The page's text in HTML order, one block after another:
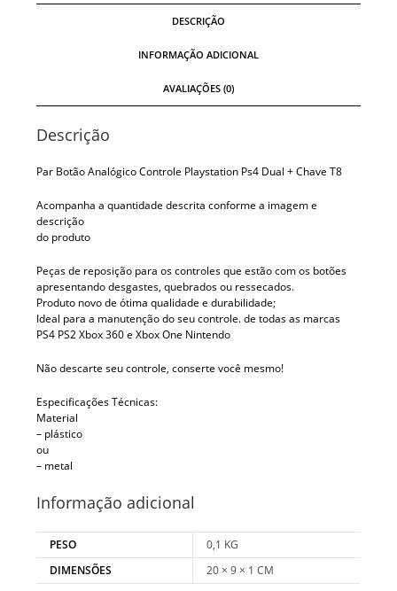
DESCRIÇÃO
INFORMAÇÃO ADICIONAL
AVALIAÇÕES (0)
Descrição
Par Botão Analógico Controle Playstation Ps4 Dual + Chave T8
Acompanha a quantidade descrita conforme a imagem e
descrição
do produto
Peças de reposição para os controles que estão com os botões
apresentando desgastes, quebrados ou ressecados.
Produto novo de ótima qualidade e durabilidade;
Ideal para a manutenção do seu controle. de todas as marcas
PS4 PS2 Xbox 360 e Xbox One Nintendo
Não descarte seu controle, conserte você mesmo!
Especificações Técnicas:
Material
– plástico
ou
– metal
Informação adicional
PESO
0,1 KG
DIMENSÕES
20 × 9 × 1 CM